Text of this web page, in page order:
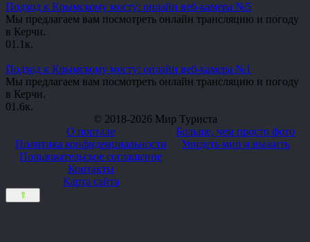
Подход к Крымскому мосту: онлайн веб-камера №5
Мы предлагаем вам посмотреть онлайн трансляцию и погоду
в Керчи.
01.1к.
Подход к Крымскому мосту: онлайн веб-камера №1
Мы предлагаем вам посмотреть онлайн трансляцию и погоду
в Керчи.
01.6к.
© 2018-2026 Мир Туриста
О портале
Политика конфиденциальности
Пользовательское соглашение
Контакты
Карта сайта
Больше, чем просто фото
Увидеть мир и выжить